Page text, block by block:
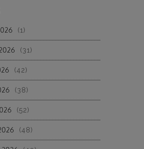
(1)
(31)
(42)
(38)
(52)
(48)